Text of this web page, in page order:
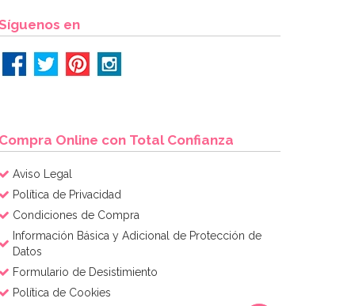
en
Compra Online con Total Confianza
Aviso Legal
Política de Privacidad
Condiciones de Compra
Información Básica y Adicional de Protección de
Datos
Formulario de Desistimiento
Política de Cookies